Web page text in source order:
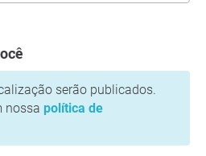
serão publicados.
nossa política de